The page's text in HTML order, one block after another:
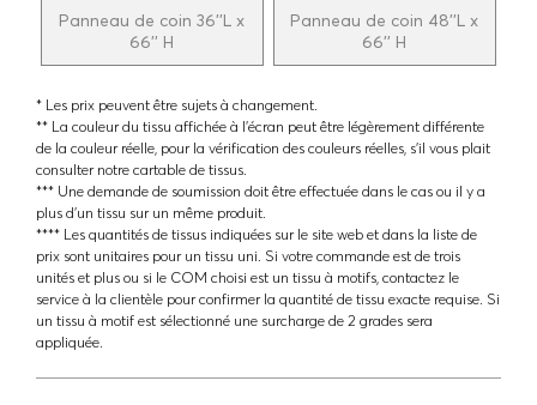
Panneau de coin 36''L x
66'' H
Panneau de coin 48''L x
66'' H
* Les prix peuvent être sujets à changement.
** La couleur du tissu affichée à l'écran peut être légèrement différente
de la couleur réelle, pour la vérification des couleurs réelles, s'il vous plait
consulter notre cartable de tissus.
*** Une demande de soumission doit être effectuée dans le cas ou il y a
plus d'un tissu sur un même produit.
**** Les quantités de tissus indiquées sur le site web et dans la liste de
prix sont unitaires pour un tissu uni. Si votre commande est de trois
unités et plus ou si le COM choisi est un tissu à motifs, contactez le
service à la clientèle pour confirmer la quantité de tissu exacte requise. Si
un tissu à motif est sélectionné une surcharge de 2 grades sera
appliquée.